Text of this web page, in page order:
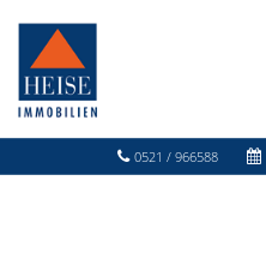
0521 / 966588